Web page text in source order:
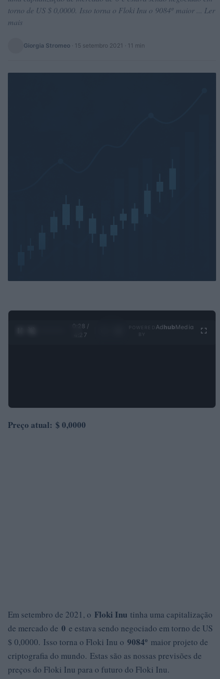
torno de US $ 0,0000. Isso torna o Floki Inu o 9084º maior ... Ler
mais
Giorgia Stromeo · 15 setembro 2021 · 11 min
0:30 /
4:27
Ad hubMedia
Preço atual: $ 0,0000
Em setembro de 2021, o Floki Inu tinha uma capitalização
de mercado de 0 e estava sendo negociado em torno de US
$ 0,0000. Isso torna o Floki Inu o 9084º maior projeto de
criptografia do mundo. Estas são as nossas previsões de
preços do Floki Inu para o futuro do Floki Inu.